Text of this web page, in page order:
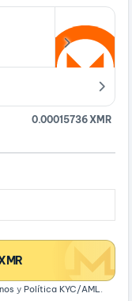
0.00015736 XMR
y Política KYC/AML.